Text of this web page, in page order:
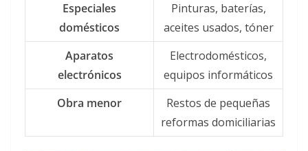
Especiales
domésticos
Pinturas, baterías,
aceites usados, tóner
Aparatos
electrónicos
Electrodomésticos,
equipos informáticos
Obra menor
Restos de pequeñas
reformas domiciliarias